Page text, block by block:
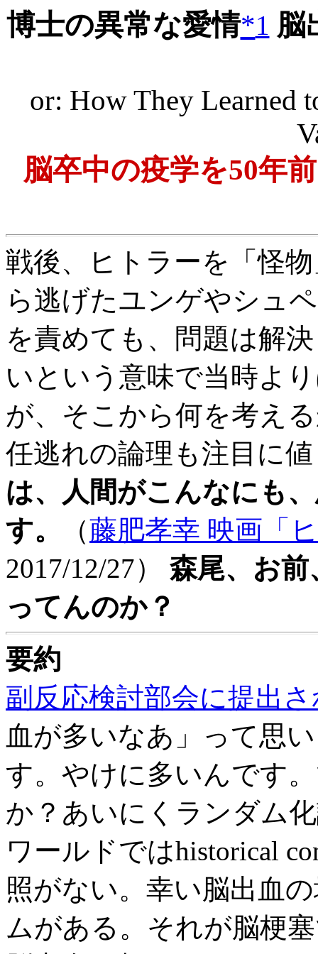
博士の異常な愛情*1 脳
or: How They Learned
脳卒中の疫学を50年
戦後、ヒトラーを「怪
ら逃げたユンゲやシュ
を責めても、問題は解
いという意味で当時よ
が、そこから何を考え
任逃れの論理も注目に
は、人間がこんなにも
す。
（藤肥孝幸 映画「
2017/12/27） 森尾、お
ってんのか？
要約
副反応検討部会に提出
血が多いなあ」って思
す。やけに多いんです
か？あいにくランダム
ワールドではhistorical
照がない。幸い脳出血
ムがある。それが脳梗